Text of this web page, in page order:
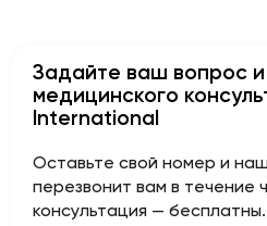
Задайте ваш вопрос
медицинского
International
Оставьте свой номер и
перезвонит вам в течение
консультация —